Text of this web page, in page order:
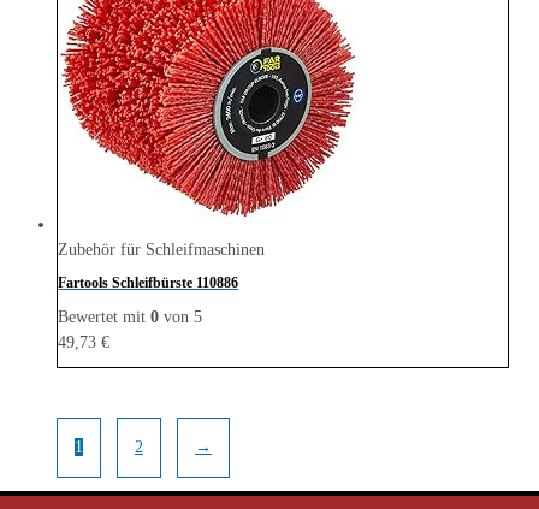
Zubehör für Schleifmaschinen
Fartools Schleifbürste 110886
Bewertet mit0 von 5
49,73€
1 2 →